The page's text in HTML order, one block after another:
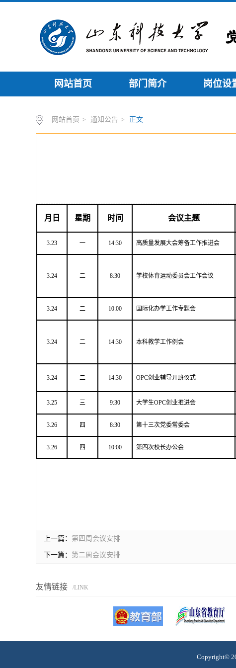
网站首页 部门简介 岗位设
网站首页 > 通知公告 > 正文
月日 星期 时间 会议主题
3.23 一 14:30 高质量发展大会筹备工作推进会
3.24 二 8:30 学校体育运动委员会工作会议
3.24 二 10:00 国际化办学工作专题会
3.24 二 14:30 本科教学工作例会
3.24 二 14:30 OPC创业辅导开班仪式
3.25 三 9:30 大学生OPC创业推进会
3.26 四 8:30 第十三次党委常委会
3.26 四 10:00 第四次校长办公会
上一篇： 第四周会议安排
下一篇： 第二周会议安排
友情链接 /LINK
Copyright©